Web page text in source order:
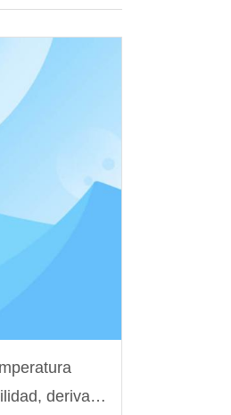
deriva a